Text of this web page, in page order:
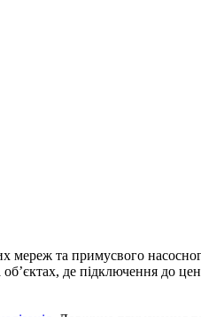
мереж та примусвого
де підключення до